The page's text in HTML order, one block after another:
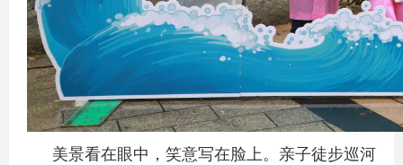
美景看在眼中，笑意写在脸上。亲子徒步巡河